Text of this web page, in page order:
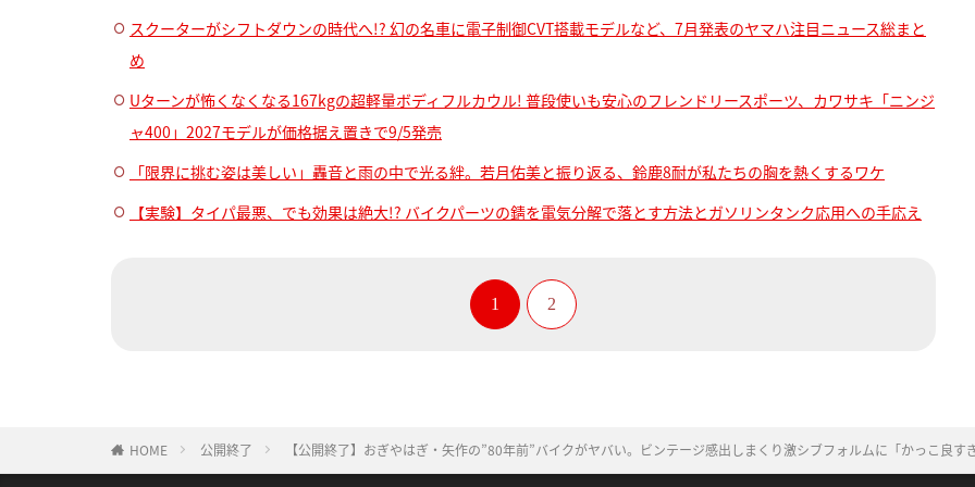
スクーターがシフトダウンの時代へ!? 幻の名車に電子制御CVT搭載モデルなど、7月発表のヤマハ注目ニュース総まと
め
Uターンが怖くなくなる167kgの超軽量ボディフルカウル! 普段使いも安心のフレンドリースポーツ、カワサキ「ニンジ
ャ400」2027モデルが価格据え置きで9/5発売
「限界に挑む姿は美しい」轟音と雨の中で光る絆。若月佑美と振り返る、鈴鹿8耐が私たちの胸を熱くするワケ
【実験】タイパ最悪、でも効果は絶大!? バイクパーツの錆を電気分解で落とす方法とガソリンタンク応用への手応え
1 2
HOME 公開終了 【公開終了】おぎやはぎ・矢作の”80年前”バイクがヤバい。ビンテージ感出しまくり激シブフォルムに「かっこ良す